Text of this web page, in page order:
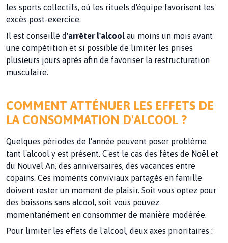
les sports collectifs, où les rituels d'équipe favorisent les
excès post-exercice.
Il est conseillé d'arrêter l'alcool au moins un mois avant
une compétition et si possible de limiter les prises
plusieurs jours après afin de favoriser la restructuration
musculaire.
COMMENT ATTÉNUER LES EFFETS DE
LA CONSOMMATION D'ALCOOL ?
Quelques périodes de l'année peuvent poser problème
tant l'alcool y est présent. C'est le cas des fêtes de Noël et
du Nouvel An, des anniversaires, des vacances entre
copains. Ces moments conviviaux partagés en famille
doivent rester un moment de plaisir. Soit vous optez pour
des boissons sans alcool, soit vous pouvez
momentanément en consommer de manière modérée.
Pour limiter les effets de l'alcool, deux axes prioritaires :